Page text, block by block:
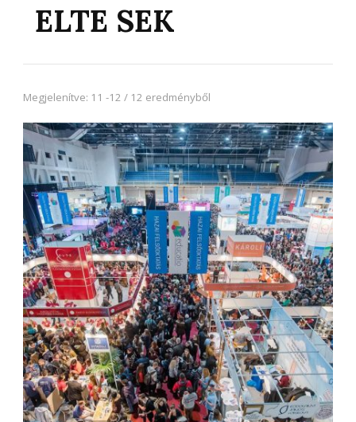
ELTE SEK
Megjelenítve: 11 -12 / 12 eredményből